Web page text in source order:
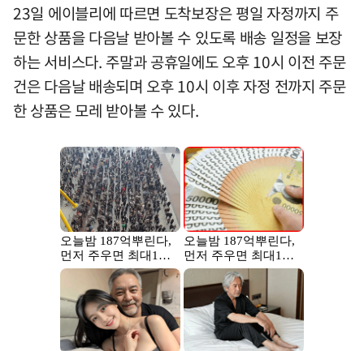
23일 에이블리에 따르면 도착보장은 평일 자정까지 주
문한 상품을 다음날 받아볼 수 있도록 배송 일정을 보장
하는 서비스다. 주말과 공휴일에도 오후 10시 이전 주문
건은 다음날 배송되며 오후 10시 이후 자정 전까지 주문
한 상품은 모레 받아볼 수 있다.